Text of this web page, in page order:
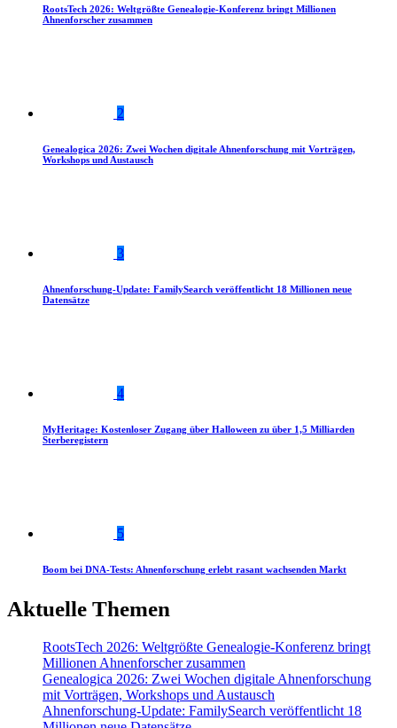
RootsTech 2026: Weltgrößte Genealogie-Konferenz bringt Millionen
Ahnenforscher zusammen
2
Genealogica 2026: Zwei Wochen digitale Ahnenforschung mit Vorträgen,
Workshops und Austausch
3
Ahnenforschung-Update: FamilySearch veröffentlicht 18 Millionen neue
Datensätze
4
MyHeritage: Kostenloser Zugang über Halloween zu über 1,5 Milliarden
Sterberegistern
5
Boom bei DNA-Tests: Ahnenforschung erlebt rasant wachsenden Markt
Aktuelle Themen
RootsTech 2026: Weltgrößte Genealogie-Konferenz bringt
Millionen Ahnenforscher zusammen
Genealogica 2026: Zwei Wochen digitale Ahnenforschung
mit Vorträgen, Workshops und Austausch
Ahnenforschung-Update: FamilySearch veröffentlicht 18